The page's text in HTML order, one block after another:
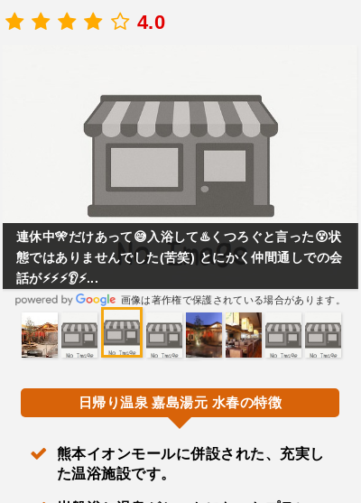
.
4.0
連休中🎌だけあって😅入浴して♨️くつろぐと言った😵状
態ではありませんでした(苦笑) とにかく仲間通しでの会
話が⚡⚡⚡👂⚡...
画像は著作権で保護されている場合があります。
日帰り温泉 嘉島湯元 水春の特徴
熊本イオンモールに併設された、充実し
た温浴施設です。